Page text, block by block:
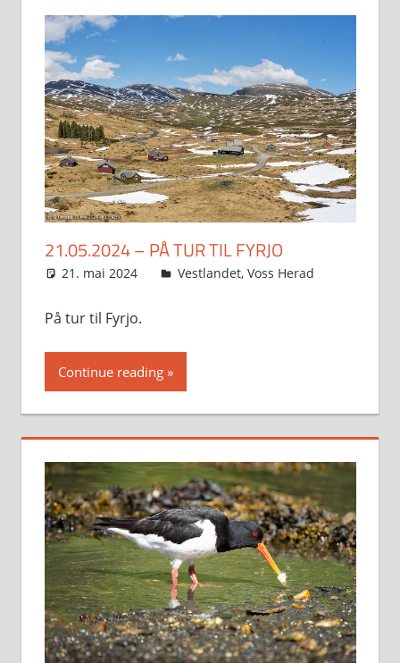
21.05.2024 – PÅ TUR TIL FYRJO
21. mai 2024 Svein
Vestlandet, Voss Herad
På tur til Fyrjo.
Continue reading